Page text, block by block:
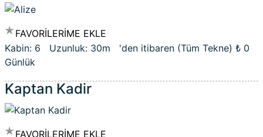
FAVORİLERİME EKLE
Kabin: 6 Uzunluk: 30m 'den itibaren (Tüm Tekne) ₺ 0
Günlük
Kaptan Kadir
FAVORİLERİME EKLE